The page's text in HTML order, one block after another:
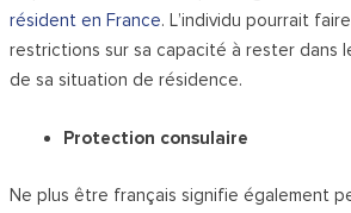
résident en France. L’individu pourrait
restrictions sur sa capacité à rester dans
de sa situation de résidence.
Protection consulaire
Ne plus être français signifie également